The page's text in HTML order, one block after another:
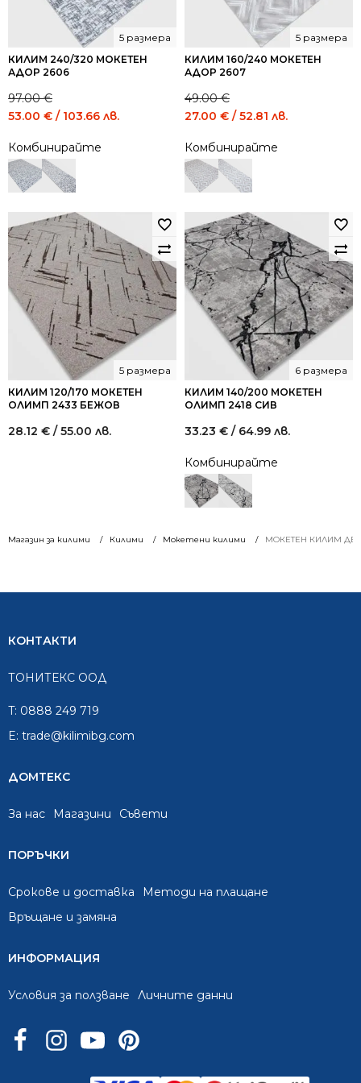
Магазин за килими Килими Мокетени килими МОКЕТЕН КИЛИМ
КИЛИМ 240/320 МОКЕТЕН
АДОР 2606
5 размера
97.00€
Original
was:
97.00 €
/
лв..
53.00 € / 103.66 лв.
лв..
Комбинирайте
КИЛИМ 160/240 МОКЕТЕН
АДОР 2607
5 размера
49.00€
Original
was:
49.00 €
/
27.00 € / 52.81 лв.
лв..
Комбинирайте
КИЛИМ 120/170 МОКЕТЕН
ОЛИМП 2433 БЕЖОВ
5 размера
28.12 € / 55.00 лв.
КИЛИМ 140/200 МОКЕТЕН
ОЛИМП 2418 СИВ
6 размера
33.23 € / 64.99 лв.
Комбинирайте
КОНТАКТИ
ТОНИТЕКС ООД
T: 0888 249 719
E: trade@kilimibg.com
ДОМТЕКС
За нас Mагазини Съвети
ПОРЪЧКИ
Срокове и доставка
Методи на плащане
Връщане и замяна
ИНФОРМАЦИЯ
Условия за ползване Личните данни